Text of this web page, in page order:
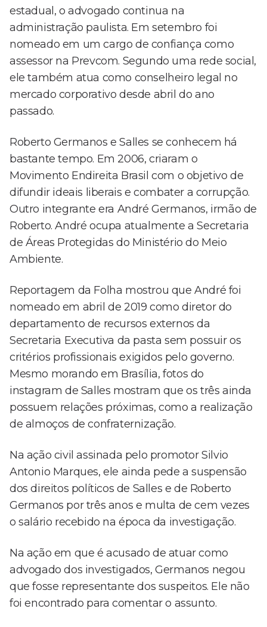
estadual, o advogado continua na
administração paulista. Em setembro foi
nomeado em um cargo de confiança como
assessor na Prevcom. Segundo uma rede social,
ele também atua como conselheiro legal no
mercado corporativo desde abril do ano
passado.
Roberto Germanos e Salles se conhecem há
bastante tempo. Em 2006, criaram o
Movimento Endireita Brasil com o objetivo de
difundir ideais liberais e combater a corrupção.
Outro integrante era André Germanos, irmão de
Roberto. André ocupa atualmente a Secretaria
de Áreas Protegidas do Ministério do Meio
Ambiente.
Reportagem da Folha mostrou que André foi
nomeado em abril de 2019 como diretor do
departamento de recursos externos da
Secretaria Executiva da pasta sem possuir os
critérios profissionais exigidos pelo governo.
Mesmo morando em Brasília, fotos do
instagram de Salles mostram que os três ainda
possuem relações próximas, como a realização
de almoços de confraternização.
Na ação civil assinada pelo promotor Silvio
Antonio Marques, ele ainda pede a suspensão
dos direitos políticos de Salles e de Roberto
Germanos por três anos e multa de cem vezes
o salário recebido na época da investigação.
Na ação em que é acusado de atuar como
advogado dos investigados, Germanos negou
que fosse representante dos suspeitos. Ele não
foi encontrado para comentar o assunto.